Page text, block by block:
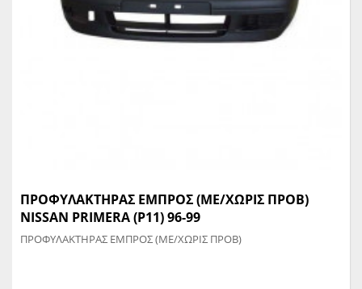
ΠΡΟΦΥΛΑΚΤΗΡΑΣ ΕΜΠΡΟΣ (ΜΕ/ΧΩΡΙΣ ΠΡΟΒ)
NISSAN PRIMERA (P11) 96-99
ΠΡΟΦΥΛΑΚΤΗΡΑΣ ΕΜΠΡΟΣ (ΜΕ/ΧΩΡΙΣ ΠΡΟΒ)